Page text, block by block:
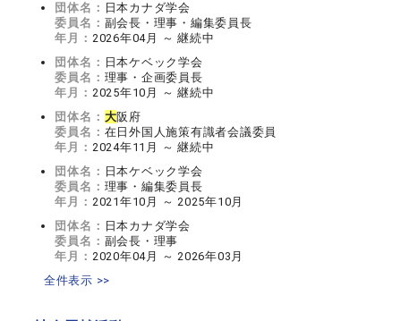
団体名： 日本カナダ学会
委員名： 副会長・理事・編集委員長
年月： 2026年04月 ～ 継続中
団体名： 日本ケベック学会
委員名： 理事・企画委員長
年月： 2025年10月 ～ 継続中
団体名： 大阪府
委員名： 在日外国人施策有識者会議委員
年月： 2024年11月 ～ 継続中
団体名： 日本ケベック学会
委員名： 理事・編集委員長
年月： 2021年10月 ～ 2025年10月
団体名： 日本カナダ学会
委員名： 副会長・理事
年月： 2020年04月 ～ 2026年03月
全件表示 >>